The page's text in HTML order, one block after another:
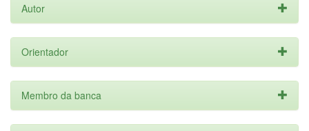
Autor
Orientador
Membro da banca